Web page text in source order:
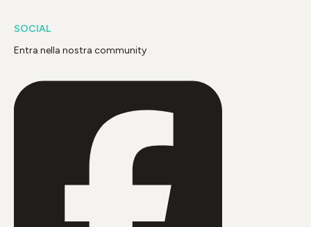
SOCIAL
Entra nella nostra community